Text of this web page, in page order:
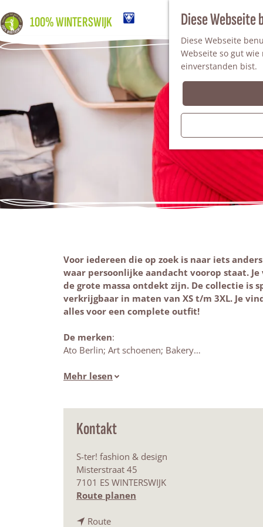
Diese Webseite
Diese Webseite
Webseite so gut
einverstanden bist.
100% WINTERSWIJK
Voor iedereen die op zoek is naar iets
waar persoonlijke aandacht voorop staat.
de grote massa ontdekt zijn. De collectie is
verkrijgbaar in maten van XS t/m 3XL. Je
alles voor een complete outfit!
De merken:
Ato Berlin; Art schoenen; Bakery…
Mehr lesen
Kontakt
S-ter! fashion & design
Misterstraat 45
7101 ES WINTERSWIJK
Route planen
Routeb